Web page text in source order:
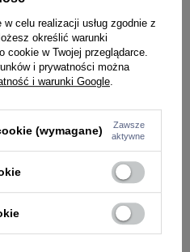
Stitch Clean Up Pink
outfit inspirowany nowoczesnym
oraz miejskim lifestyle’em
moda uliczna w różowym
celu realizacji usług zgodnie z
określić warunki
cookie w Twojej przeglądarce.
i prywatności można
i warunki Google.
(wymagane)
Zawsze
aktywne